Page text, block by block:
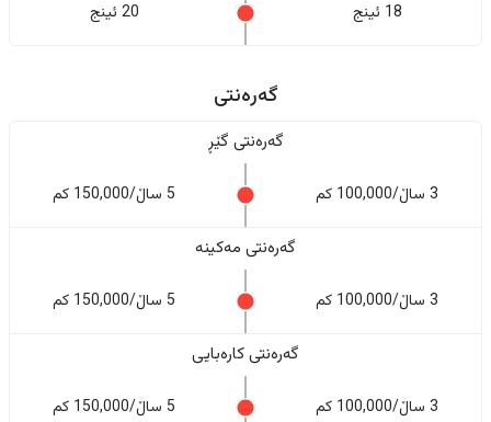
18 ئینج 20 ئینج
گەرەنتی
گەرەنتی گێڕ
3 ساڵ/100,000 کم 5 ساڵ/150,000 کم
گەرەنتی مەکینە
3 ساڵ/100,000 کم 5 ساڵ/150,000 کم
گەرەنتی کارەبایی
3 ساڵ/100,000 کم 5 ساڵ/150,000 کم